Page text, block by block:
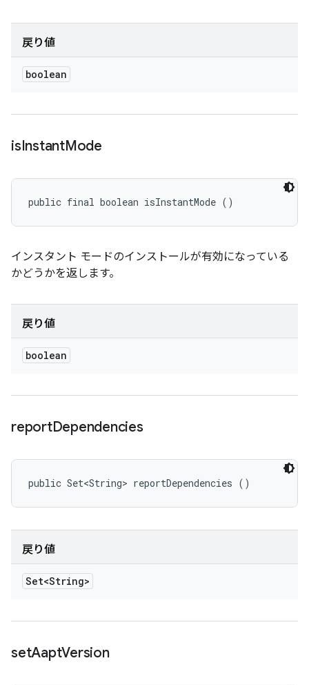
戻り値
boolean
isInstantMode
public final boolean isInstantMode ()
インスタント モードのインストールが有効になっている
かどうかを返します。
戻り値
boolean
reportDependencies
public Set<String> reportDependencies ()
戻り値
Set<String>
setAaptVersion